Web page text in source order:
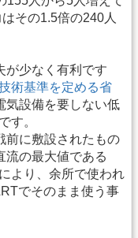
その1.5倍の240人
が少なく有利です
術基準を定める省
気設備を要しない低
す。
前に敷設されたもの
流の最大値である
より、余所で使われ
でそのまま使う事